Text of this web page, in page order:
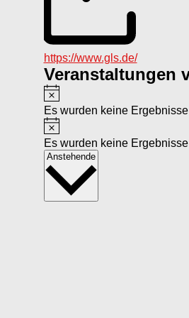
Webseite
https://www.gls.de/
Veranstaltungen
Hinweis
Es wurden keine
Hinweis
Es wurden keine
Anstehende Datum